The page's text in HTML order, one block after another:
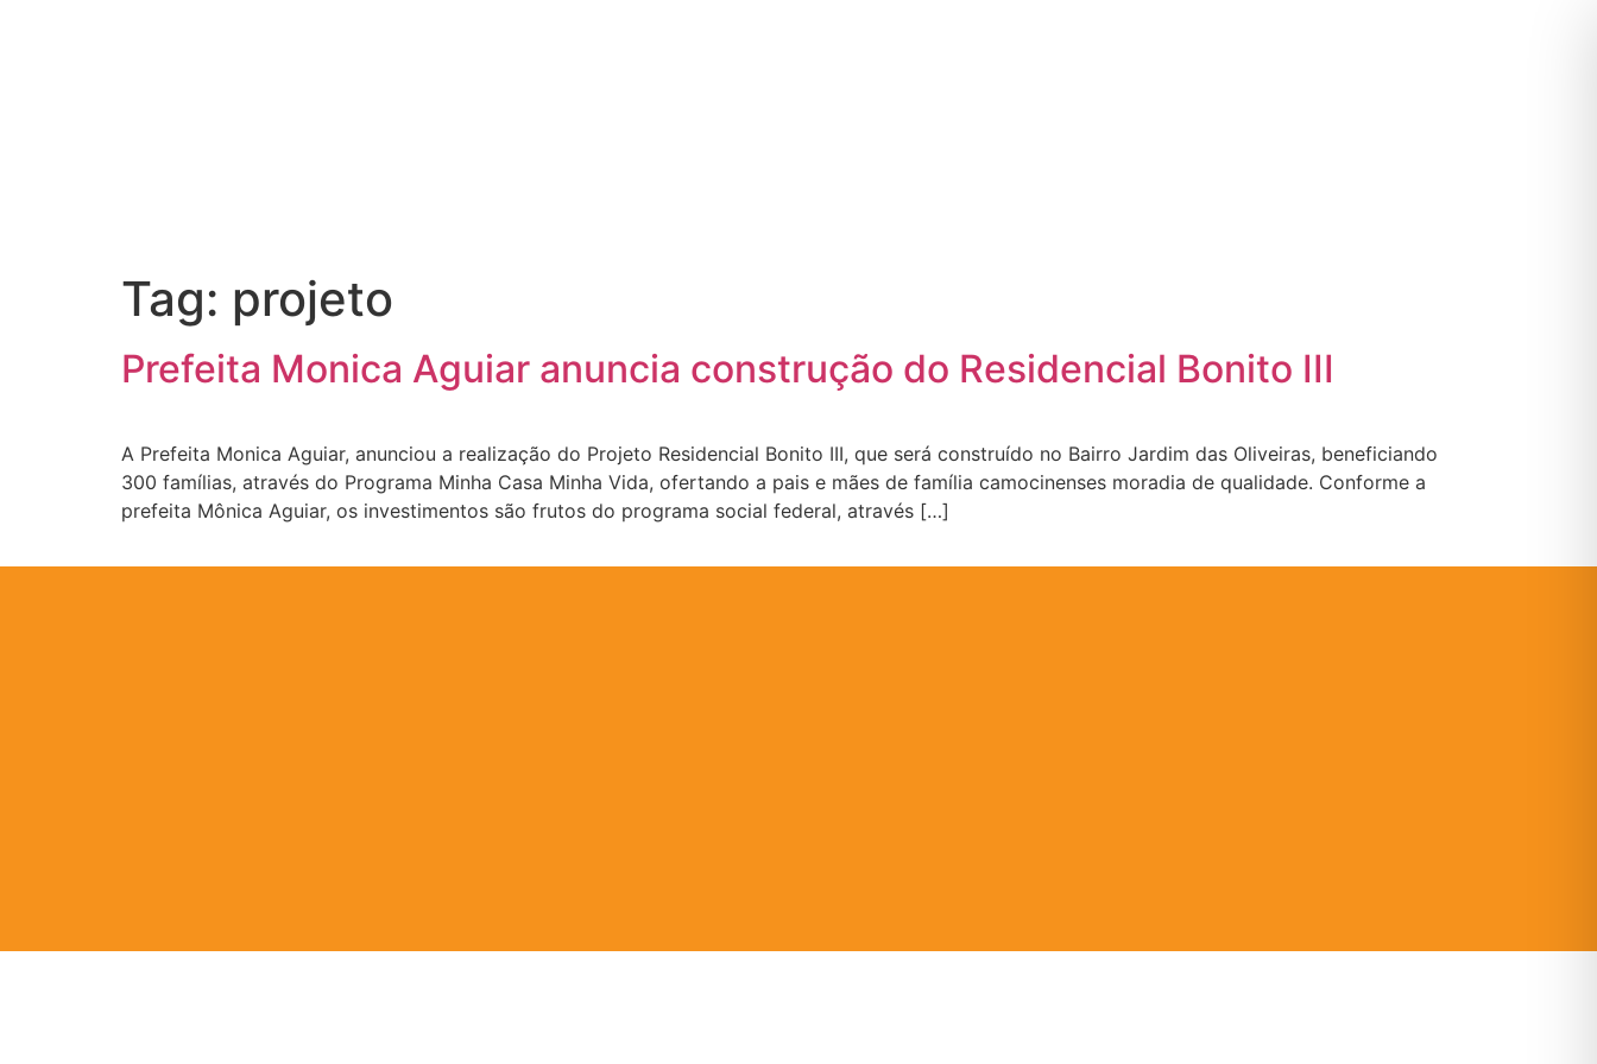
Tag: projeto
Prefeita Monica Aguiar anuncia construção do Residencial Bonito III
A Prefeita Monica Aguiar, anunciou a realização do Projeto Residencial Bonito III, que será construído no Bairro Jardim das Oliveiras, beneficiando
300 famílias, através do Programa Minha Casa Minha Vida, ofertando a pais e mães de família camocinenses moradia de qualidade. Conforme a
prefeita Mônica Aguiar, os investimentos são frutos do programa social federal, através […]